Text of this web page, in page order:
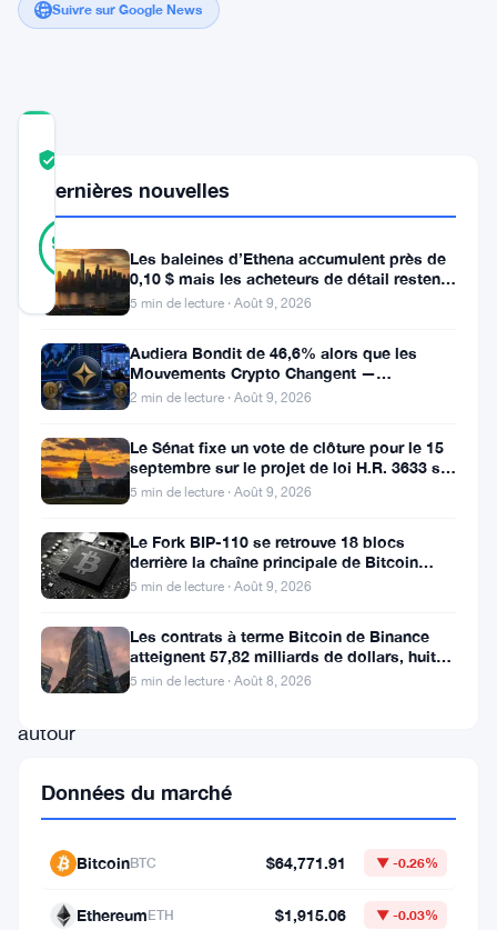
Suivre sur Google News
SCORE
90
RÉEL
10
Mis à jour 9 mois il y a
Dogecoin
nouveau
projecteurs,
alors
que
l’enthousiasme
grandit
autour
futur
spot
Dogecoin
Dernières nouvelles
Les baleines d’Ethena accumulent près de
0,10 $ mais les acheteurs de détail restent
à l’écart
5 min de lecture · Août 9, 2026
Audiera Bondit de 46,6% alors que les
Mouvements Crypto Changent —
Mouvements Quotidiens 9 Août
2 min de lecture · Août 9, 2026
Le Sénat fixe un vote de clôture pour le 15
septembre sur le projet de loi H.R. 3633 sur
le marché des cryptos
5 min de lecture · Août 9, 2026
Le Fork BIP-110 se retrouve 18 blocs
derrière la chaîne principale de Bitcoin
après la scission des Roughnecks
5 min de lecture · Août 9, 2026
Les contrats à terme Bitcoin de Binance
atteignent 57,82 milliards de dollars, huit
fois le volume du marché
5 min de lecture · Août 8, 2026
Données du marché
BitcoinBTC $64,771.91 ▼ -0.26%
EthereumETH $1,915.06 ▼ -0.03%